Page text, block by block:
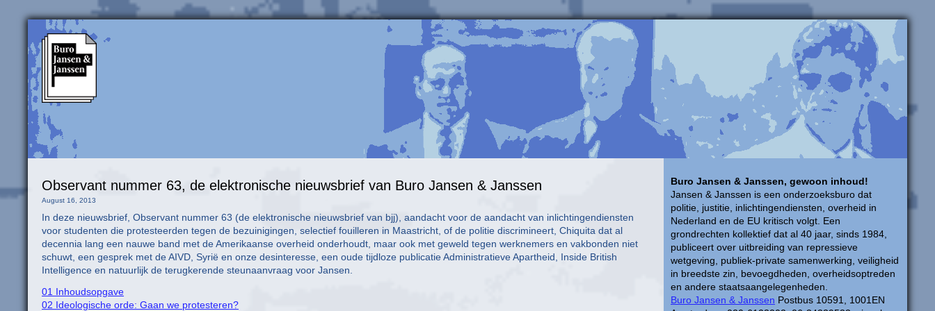
Buro Jansen & Janssen, gewoon inhoud!
Jansen & Janssen is een onderzoeksburo dat
politie, justitie, inlichtingendiensten, overheid in
Nederland en de EU kritisch volgt. Een
grondrechten kollektief dat al 40 jaar, sinds 1984,
publiceert over uitbreiding van repressieve
wetgeving, publiek-private samenwerking, veiligheid
in breedste zin, bevoegdheden, overheidsoptreden
en andere staatsaangelegenheden.
Buro Jansen & Janssen Postbus 10591, 1001EN
Observant nummer 63, de elektronische nieuwsbrief van Buro Jansen & Janssen
August 16, 2013
In deze nieuwsbrief, Observant nummer 63 (de elektronische nieuwsbrief van bjj), aandacht voor de aandacht van inlichtingendiensten
voor studenten die protesteerden tegen de bezuinigingen, selectief fouilleren in Maastricht, of de politie discrimineert, Chiquita dat al
decennia lang een nauwe band met de Amerikaanse overheid onderhoudt, maar ook met geweld tegen werknemers en vakbonden niet
schuwt, een gesprek met de AIVD, Syrië en onze desinteresse, een oude tijdloze publicatie Administratieve Apartheid, Inside British
Intelligence en natuurlijk de terugkerende steunaanvraag voor Jansen.
01 Inhoudsopgave
02 Ideologische orde: Gaan we protesteren?